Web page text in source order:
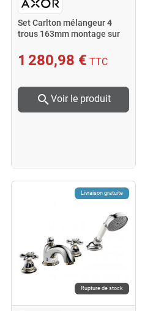
Set Carlton mélangeur 4
trous 163mm montage sur
AXOR
1 280,98 € TTC
search Voir le produit
Livraison gratuite
Rupture de stock